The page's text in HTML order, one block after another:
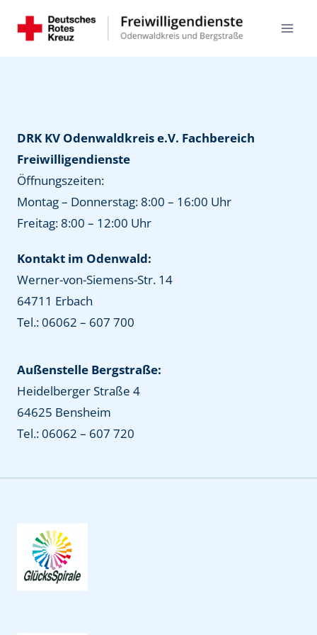
Inhalt
DRK KV Odenwaldkreis e.V. Fachbereich
Freiwilligendienste
Öffnungszeiten:
Montag – Donnerstag: 8:00 – 16:00 Uhr
Freitag: 8:00 – 12:00 Uhr
Kontakt im Odenwald:
Werner-von-Siemens-Str. 14
64711 Erbach
Tel.: 06062 – 607 700
Außenstelle Bergstraße:
Heidelberger Straße 4
64625 Bensheim
Tel.: 06062 – 607 720